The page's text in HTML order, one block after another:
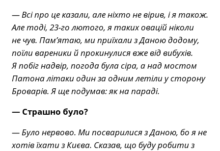
— Всі про це казали, але ніхто не вірив, і я також.
Але тоді, 23-го лютого, я таких овацій ніколи
не чув. Памʼятаю, ми приїхали з Даною додому,
поїли вареники й прокинулися вже від вибухів.
Я побіг надвір, погода була сіра, а над мостом
Патона літаки один за одним летіли у сторону
Броварів. Я ще подумав: як на параді.
— Страшно було?
— Було нервово. Ми посварилися з Даною, бо я не
хотів їхати з Києва. Сказав, що буду робити з